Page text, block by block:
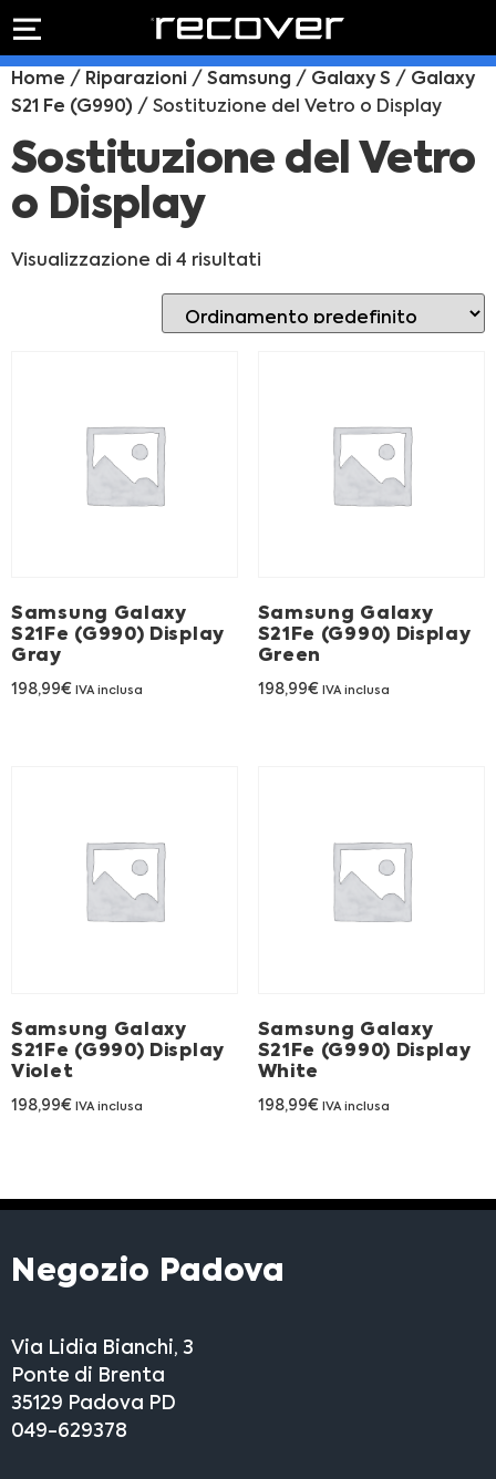
Preventivo online
PREVENTIVO RIPARAZIONE
ACQUISTA IPHONE
RIVENDITORI B2B
Contatti
PREVENTIVO
Preventivo
RIPARAZIONE
IPHONE
Riparazione
schermo
Home / Riparazioni / Samsung / Galaxy S / Galaxy
S21 Fe (G990) / Sostituzione del Vetro o Display
Sostituzione del Vetro
o Display
Visualizzazione di 4 risultati
Samsung Galaxy
S21Fe (G990) Display
Gray
198,99€ IVA inclusa
Samsung Galaxy
S21Fe (G990) Display
Green
198,99€ IVA inclusa
Samsung Galaxy
S21Fe (G990) Display
Violet
198,99€ IVA inclusa
Samsung Galaxy
S21Fe (G990) Display
White
198,99€ IVA inclusa
Negozio Padova
Via Lidia Bianchi, 3
Ponte di Brenta
35129 Padova PD
049-629378